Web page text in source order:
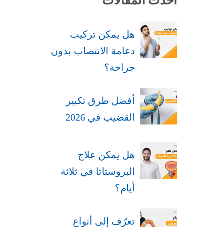
هل يمكن تركيب
دعامة الانتصاب بدون
جراحة​؟
أفضل طرق تكبير
القضيب في 2026
هل يمكن علاج
البروستاتا في ثلاثة
أيام؟
تعرّف إلى أنواع